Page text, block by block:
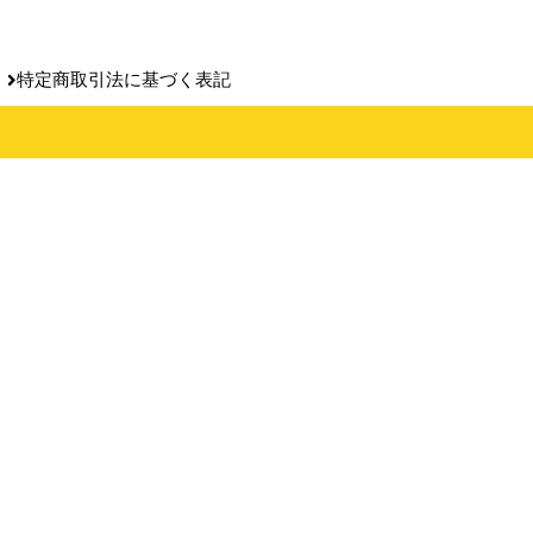
特定商取引法に基づく表記